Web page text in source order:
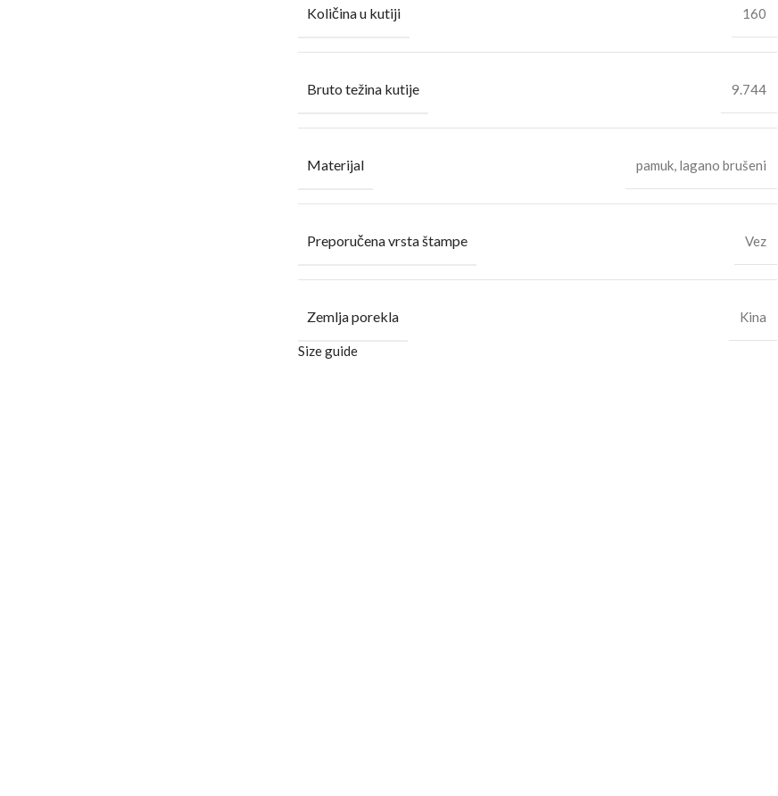
Količina u kutiji 160
Bruto težina kutije 9.744
Materijal pamuk, lagano brušeni
Preporučena vrsta štampe Vez
Zemlja porekla Kina
Size guide